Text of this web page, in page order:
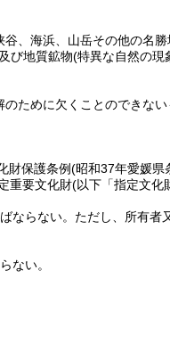
、海浜、山岳その他の名
及び地質鉱物(特異な自然の現
ために欠くことのできない
財保護条例(昭和37年愛媛県
重要文化財(以下「指定文化
ならない。 ただし、所有者
ない。